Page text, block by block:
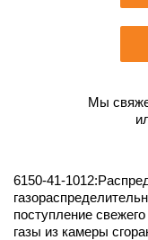
Мы
6150-41-
поступление
газы из камеры